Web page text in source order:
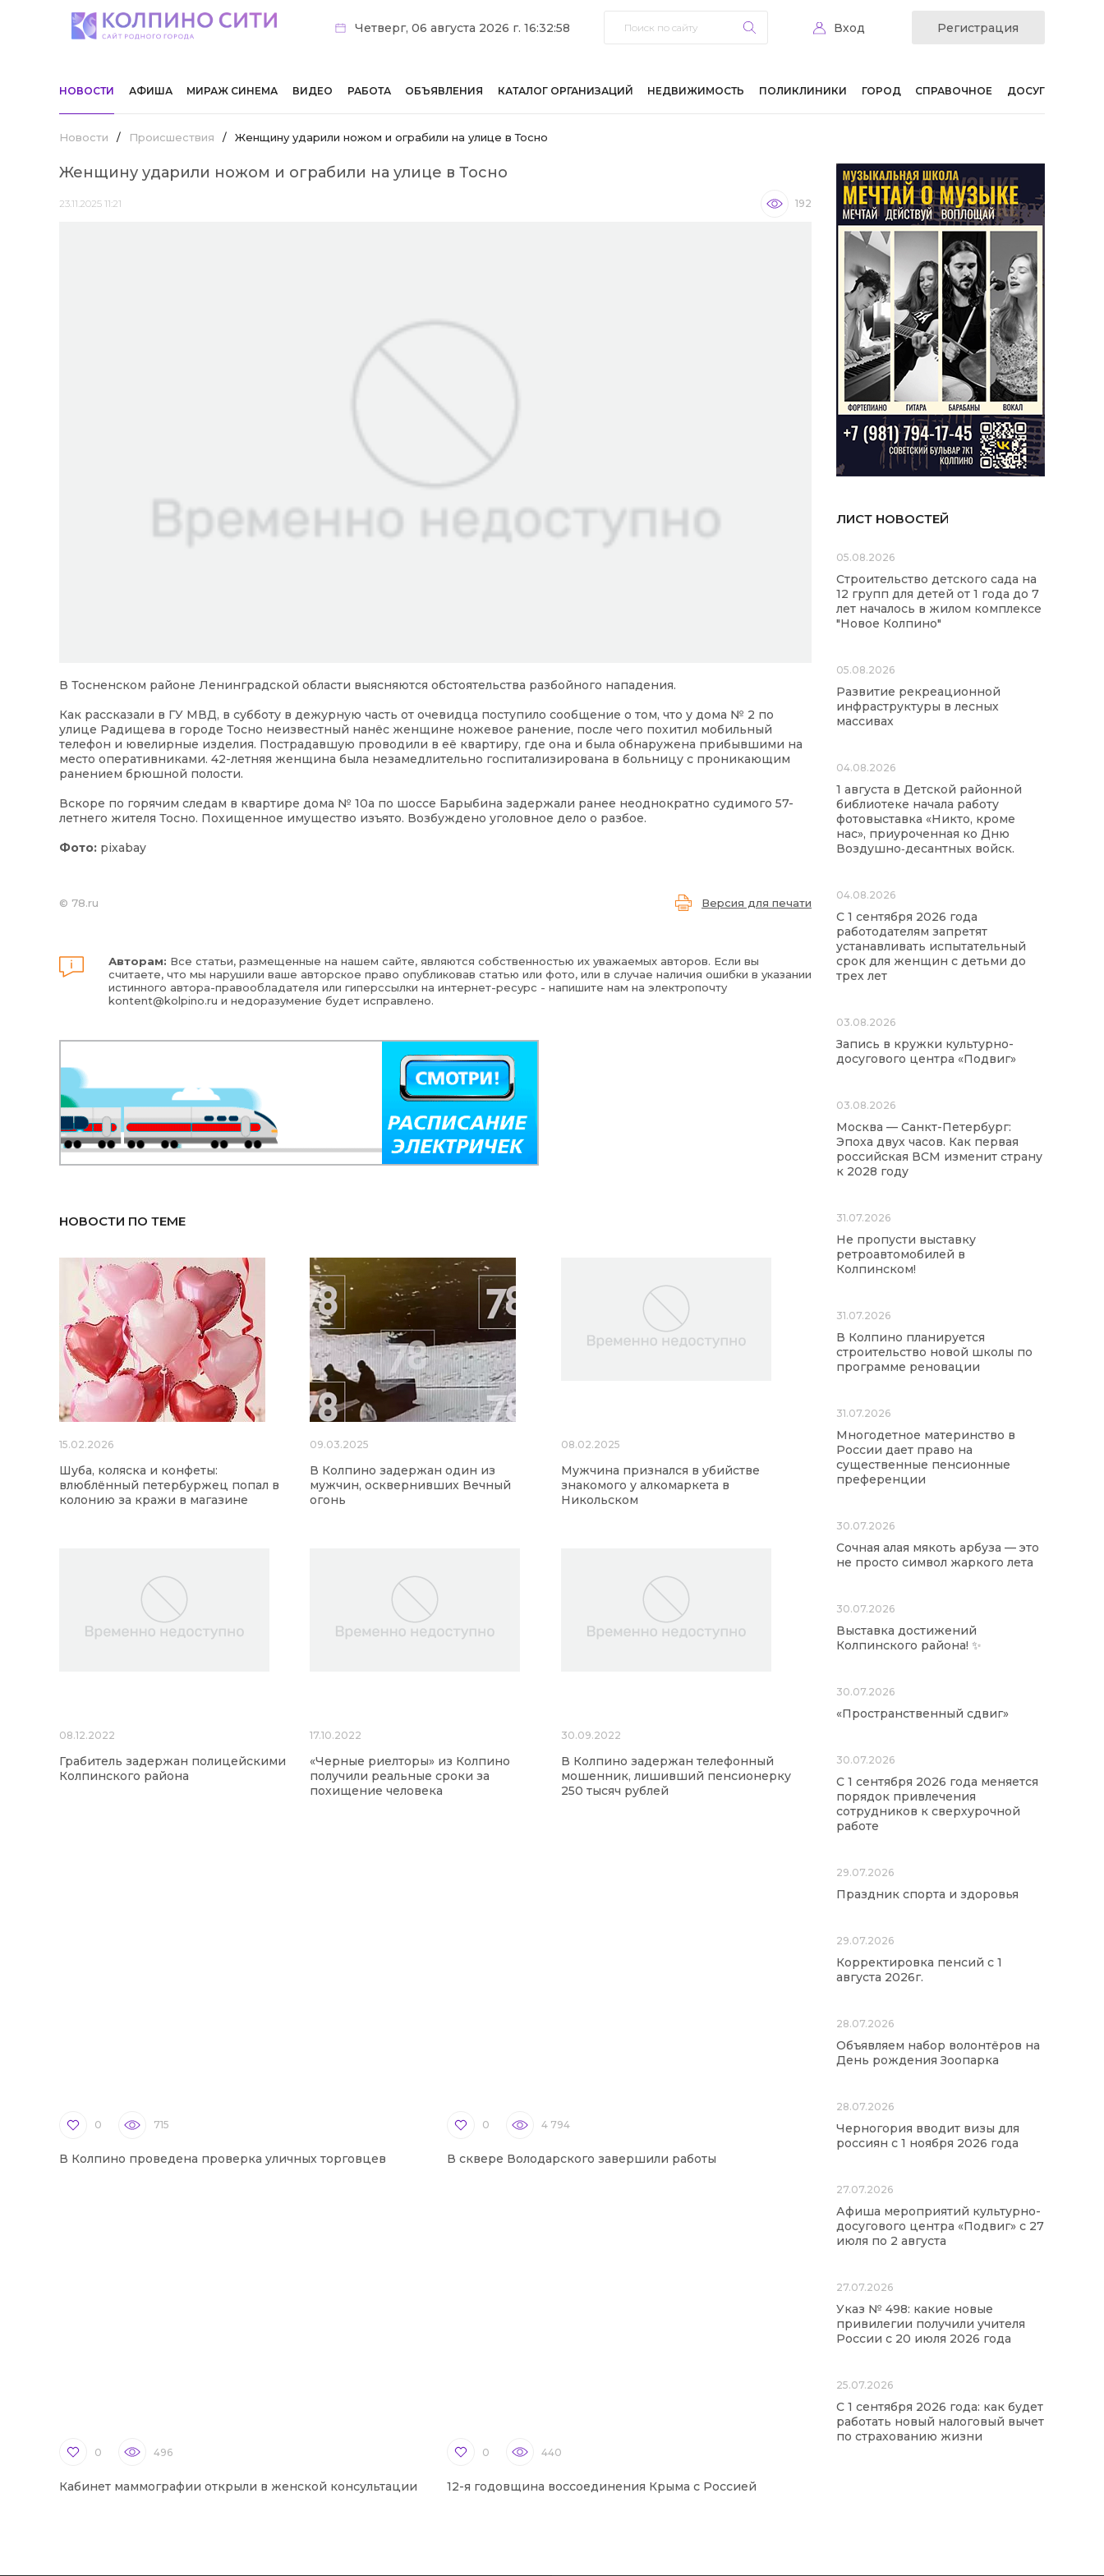
Четверг, 06 августа 2026 г. 16:32:58 Вход Регистрация
НОВОСТИ АФИША МИРАЖ СИНЕМА ВИДЕО РАБОТА ОБЪЯВЛЕНИЯ КАТАЛОГ ОРГАНИЗАЦИЙ НЕДВИЖИМОСТЬ ПОЛИКЛИНИКИ ГОРОД СПРАВОЧНОЕ ДОСУГ
Новости / Происшествия / Женщину ударили ножом и ограбили на улице в Тосно
Женщину ударили ножом и ограбили на улице в Тосно
23.11.2025 11:21 192
В Тосненском районе Ленинградской области выясняются обстоятельства разбойного нападения.
Как рассказали в ГУ МВД, в субботу в дежурную часть от очевидца поступило сообщение о том, что у дома № 2 по
улице Радищева в городе Тосно неизвестный нанёс женщине ножевое ранение, после чего похитил мобильный
телефон и ювелирные изделия. Пострадавшую проводили в её квартиру, где она и была обнаружена прибывшими на
место оперативниками. 42-летняя женщина была незамедлительно госпитализирована в больницу с проникающим
ранением брюшной полости.
Вскоре по горячим следам в квартире дома № 10а по шоссе Барыбина задержали ранее неоднократно судимого 57-
летнего жителя Тосно. Похищенное имущество изъято. Возбуждено уголовное дело о разбое.
Фото: pixabay
© 78.ru Версия для печати
Авторам: Все статьи, размещенные на нашем сайте, являются собственностью их уважаемых авторов. Если вы
считаете, что мы нарушили ваше авторское право опубликовав статью или фото, или в случае наличия ошибки в указании
истинного автора-правообладателя или гиперссылки на интернет-ресурс - напишите нам на электропочту
kontent@kolpino.ru и недоразумение будет исправлено.
НОВОСТИ ПО ТЕМЕ
15.02.2026
Шуба, коляска и конфеты:
влюблённый петербуржец попал в
колонию за кражи в магазине
09.03.2025
В Колпино задержан один из
мужчин, осквернивших Вечный
огонь
08.02.2025
Мужчина признался в убийстве
знакомого у алкомаркета в
Никольском
08.12.2022
Грабитель задержан полицейскими
Колпинского района
17.10.2022
«Черные риелторы» из Колпино
получили реальные сроки за
похищение человека
30.09.2022
В Колпино задержан телефонный
мошенник, лишивший пенсионерку
250 тысяч рублей
0 715
В Колпино проведена проверка уличных торговцев
0 4 794
В сквере Володарского завершили работы
0 496
Кабинет маммографии открыли в женской консультации
0 440
12-я годовщина воссоединения Крыма с Россией
ЛИСТ НОВОСТЕЙ
05.08.2026
Строительство детского сада на
12 групп для детей от 1 года до 7
лет началось в жилом комплексе
"Новое Колпино"
05.08.2026
Развитие рекреационной
инфраструктуры в лесных
массивах
04.08.2026
1 августа в Детской районной
библиотеке начала работу
фотовыставка «Никто, кроме
нас», приуроченная ко Дню
Воздушно‑десантных войск.
04.08.2026
С 1 сентября 2026 года
работодателям запретят
устанавливать испытательный
срок для женщин с детьми до
трех лет
03.08.2026
Запись в кружки культурно-
досугового центра «Подвиг»
03.08.2026
Москва — Санкт-Петербург:
Эпоха двух часов. Как первая
российская ВСМ изменит страну
к 2028 году
31.07.2026
Не пропусти выставку
ретроавтомобилей в
Колпинском!
31.07.2026
В Колпино планируется
строительство новой школы по
программе реновации
31.07.2026
Многодетное материнство в
России дает право на
существенные пенсионные
преференции
30.07.2026
Сочная алая мякоть арбуза — это
не просто символ жаркого лета
30.07.2026
Выставка достижений
Колпинского района! ✨
30.07.2026
«Пространственный сдвиг»
30.07.2026
С 1 сентября 2026 года меняется
порядок привлечения
сотрудников к сверхурочной
работе
29.07.2026
Праздник спорта и здоровья
29.07.2026
Корректировка пенсий с 1
августа 2026г.
28.07.2026
Объявляем набор волонтёров на
День рождения Зоопарка
28.07.2026
Черногория вводит визы для
россиян с 1 ноября 2026 года
27.07.2026
Афиша мероприятий культурно-
досугового центра «Подвиг» с 27
июля по 2 августа
27.07.2026
Указ № 498: какие новые
привилегии получили учителя
России с 20 июля 2026 года
25.07.2026
С 1 сентября 2026 года: как будет
работать новый налоговый вычет
по страхованию жизни